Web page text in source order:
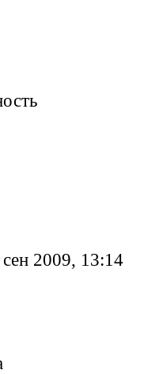
2009, 13:14